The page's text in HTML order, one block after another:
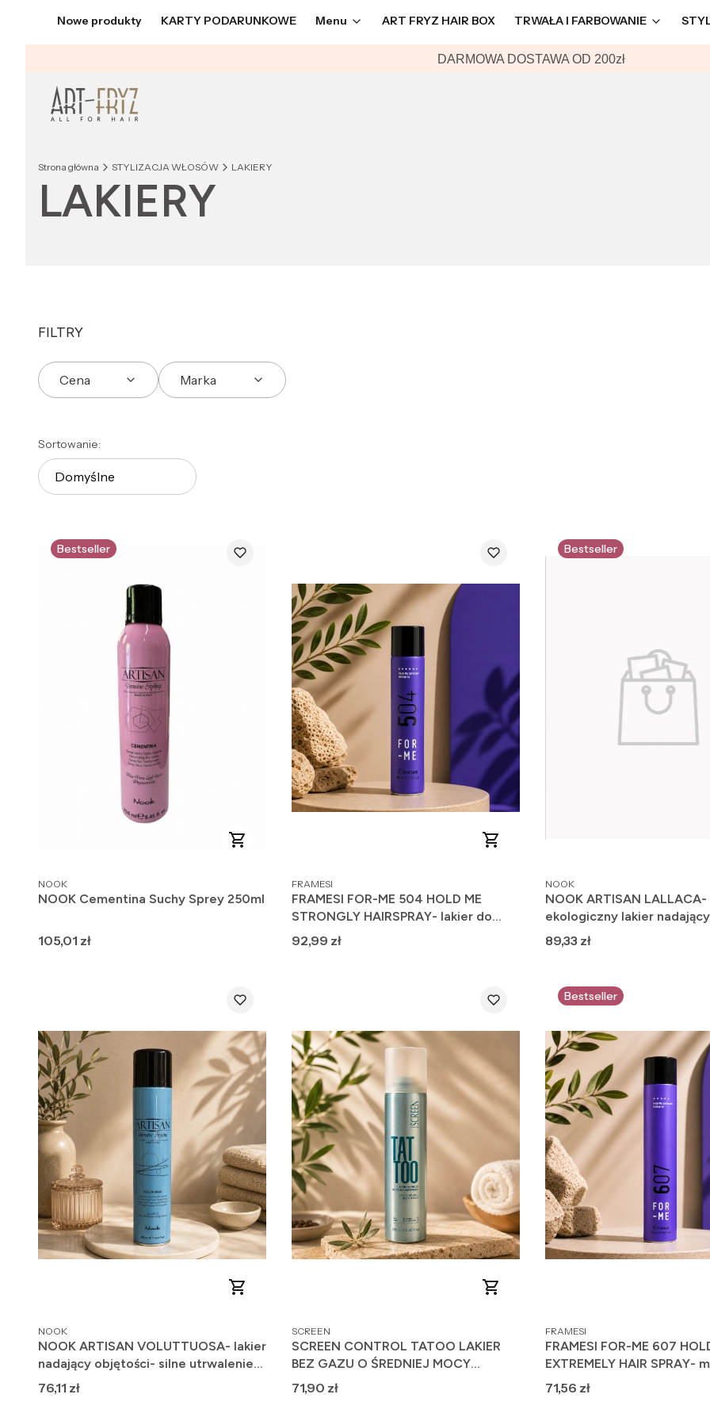
Nowe produkty KARTY PODARUNKOWE Menu ART FRYZ HAIR BOX TRWAŁA I FARBOWANIE
DARMOWA DOSTAWA OD 200zł
Strona główna STYLIZACJA WŁOSÓW LAKIERY
LAKIERY
FILTRY
Cena Marka
Lista produktów
Sortowanie:
Domyślne
Bestseller
PRODUCENT
NOOK
NOOK Cementina Suchy Sprey 250ml
Cena
105,01 zł
PRODUCENT
FRAMESI
FRAMESI FOR-ME 504 HOLD ME
STRONGLY HAIRSPRAY- lakier do
włosów z mocnym utrwaleniem
300ml
Cena
92,99 zł
Bestseller
PRODUCENT
NOOK
NOOK ARTISAN LALLACA-
ekologiczny lakier
o wysokim utrwaleniu 250ml
Cena
89,33 zł
PRODUCENT
NOOK
NOOK ARTISAN VOLUTTUOSA- lakier
nadający objętości- silne utrwalenie
500ml
Cena
76,11 zł
PRODUCENT
SCREEN
SCREEN CONTROL TATOO LAKIER
BEZ GAZU O ŚREDNIEJ MOCY
UTRWALENIA 250ML
Cena
71,90 zł
Bestseller
PRODUCENT
FRAMESI
FRAMESI FOR-ME 607
EXTREMELY HAIR SPRAY-
lakier do włosów 500ml
Cena
71,56 zł